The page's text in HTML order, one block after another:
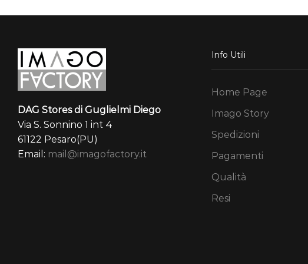
DAG Stores di Guglielmi Diego
Via S. Sonnino 1 int 4
61122 Pesaro(PU)
Email: mail@imagofactory.it
Info Utili
Home Page
Imago Story
Spedizioni
Pagamenti
Qualità
Resi